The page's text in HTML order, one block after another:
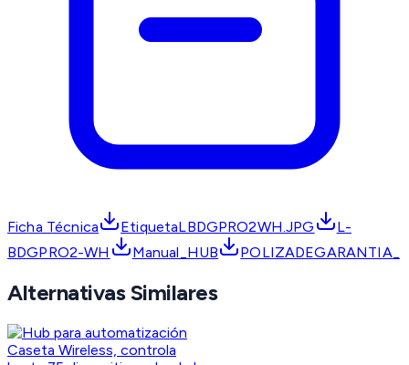
Ficha Técnica EtiquetaLBDGPRO2WH.JPG
L-
BDGPRO2-WH
Manual_HUB POLIZADEGARANTIA_
Alternativas Similares